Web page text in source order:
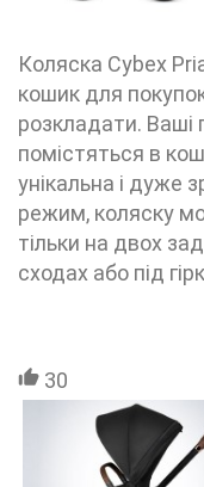
Коляска Cybex
кошик для
розкладати. Ваші
помістяться в
унікальна і дуже
режим, коляску
тільки на двох
сходах або під
30